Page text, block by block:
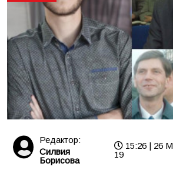
Редактор:
Силвия
Борисова
15:26 | 26
19